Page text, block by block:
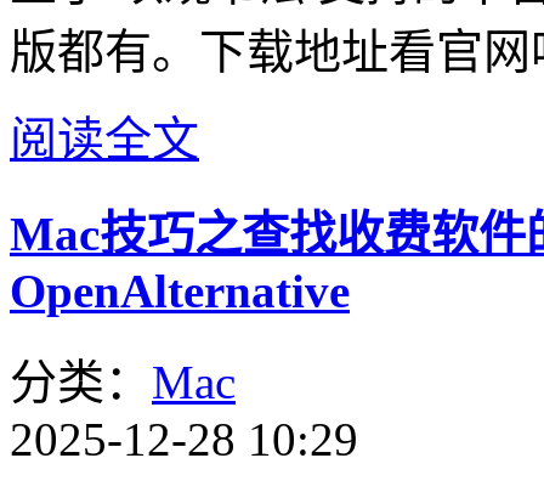
版都有。下载地址看官
阅读全文
Mac技巧之查找收费软
OpenAlternative
分类： Mac
2025-12-28 10:29